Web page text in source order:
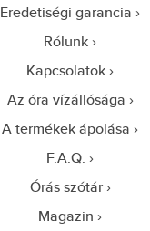
Eredetiségi garancia
Rólunk
Kapcsolatok
Az óra vízállósága
A termékek ápolása
F.A.Q.
Órás szótár
Magazin